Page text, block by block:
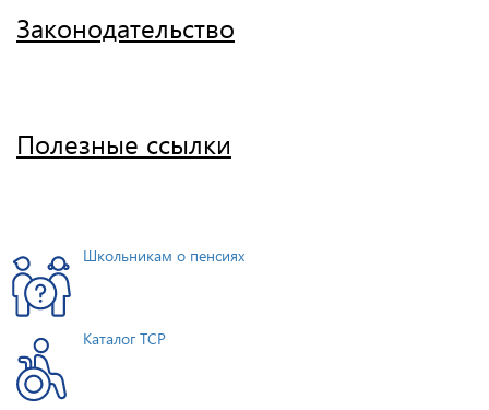
Законодательство
Полезные ссылки
Школьникам о пенсиях
Каталог ТСР